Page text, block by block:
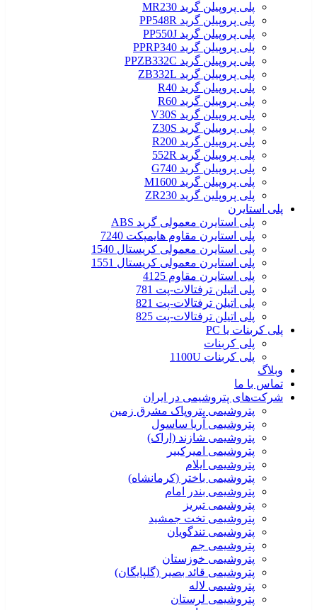
پلی پروپیلن گرید MR230
پلی پروپیلن گرید PP548R
پلی پروپیلن گرید PP550J
پلی پروپیلن گرید PPRP340
پلی پروپیلن گرید PPZB332C
پلی پروپیلن گرید ZB332L
پلی پروپیلن گرید R40
پلی پروپیلن گرید R60
پلی پروپیلن گرید V30S
پلی پروپیلن گرید Z30S
پلی پروپیلن گرید R200
پلی پروپیلن گرید 552R
پلی پروپیلن گرید G740
پلی پروپیلن گرید M1600
پلی پروپلین گرید ZR230
پلی استایرن
پلی استایرن معمولی گرید ABS
پلی استایرن مقاوم هایمپکت 7240
پلی استایرن معمولی کریستال 1540
پلی استایرن معمولی کریستال 1551
پلی استایرن مقاوم 4125
پلی اتیلن ترفتالات-پت 781
پلی اتیلن ترفتالات-پت 821
پلی اتیلن ترفتالات-پت 825
پلی کربنات یا PC
پلی کربنات
پلی کربنات 1100U
وبلاگ
تماس با ما
شرکت‌های پتروشیمی‌ در ایران
پتروشیمی پتروپاک مشرق زمین
پتروشیمی آریا ساسول
پتروشیمی شازند (اراک)
پتروشیمی امیرکبیر
پتروشیمی ایلام
پتروشیمی باختر (کرمانشاه)
پتروشیمی بندر امام
پتروشیمی تبریز
پتروشیمی تخت جمشید
پتروشیمی تندگویان
پتروشیمی جم
پتروشیمی خوزستان
پتروشیمی قائد بصیر (گلپایگان)
پتروشیمی لاله
پتروشیمی لرستان